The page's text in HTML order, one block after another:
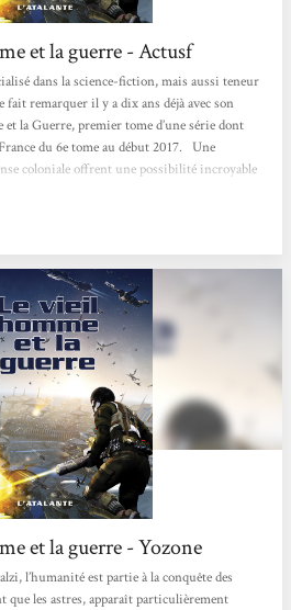
et la guerre - Actusf
dans la science-fiction, mais aussi teneur
fait remarquer il y a dix ans déjà avec son
la Guerre, premier tome d’une série dont
du 6e tome au début 2017. Une
coloniale offrent une possibilité incroyable
les intérêts...
et la guerre - Yozone
l’humanité est partie à la conquête des
que les astres, apparaît particulièrement